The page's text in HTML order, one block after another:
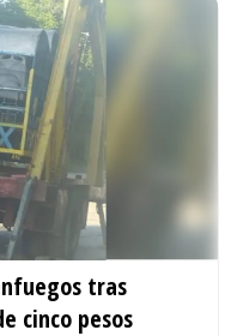
tras
cinco pesos